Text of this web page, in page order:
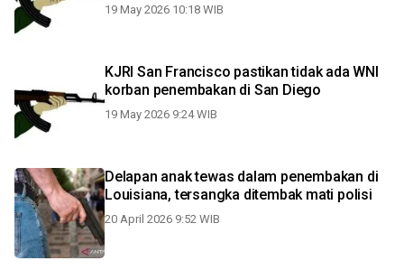
19 May 2026 10:18 WIB
KJRI San Francisco pastikan tidak ada WNI
korban penembakan di San Diego
19 May 2026 9:24 WIB
Delapan anak tewas dalam penembakan di
Louisiana, tersangka ditembak mati polisi
20 April 2026 9:52 WIB